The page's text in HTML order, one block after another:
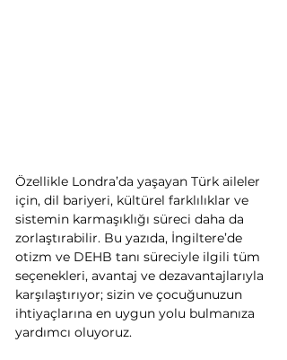
Özellikle Londra’da yaşayan Türk aileler
için, dil bariyeri, kültürel farklılıklar ve
sistemin karmaşıklığı süreci daha da
zorlaştırabilir. Bu yazıda, İngiltere’de
otizm ve DEHB tanı süreciyle ilgili tüm
seçenekleri, avantaj ve dezavantajlarıyla
karşılaştırıyor; sizin ve çocuğunuzun
ihtiyaçlarına en uygun yolu bulmanıza
yardımcı oluyoruz.